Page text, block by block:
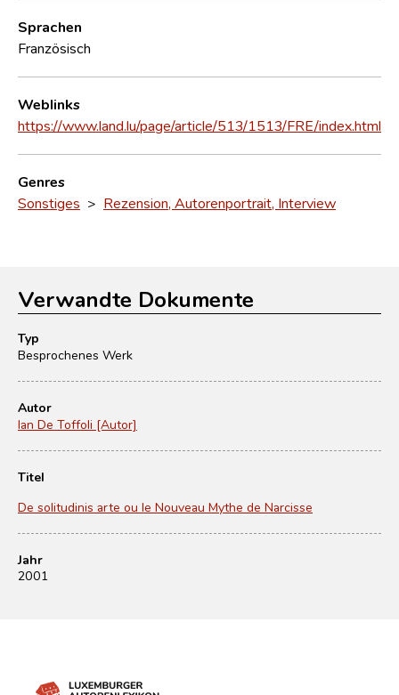
Sprachen
Französisch
Weblinks
https://www.land.lu/page/article/513/1513/FRE/index.html
Genres
Sonstiges > Rezension, Autorenportrait, Interview
Verwandte Dokumente
Typ
Besprochenes Werk
Autor
Ian De Toffoli [Autor]
Titel
De solitudinis arte ou le Nouveau Mythe de Narcisse
Jahr
2001